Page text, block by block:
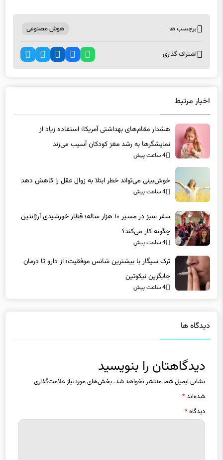
برچسب ها هوش مصنوعی
اشتراک گذاری
اخبار مرتبط
هشدار مقام‌های بهداشتی آمریکا؛ استفاده زیاد از
نمایشگرها به رشد مغز کودکان آسیب می‌زند
4 ساعت پیش
خوش‌بینی می‌تواند خطر ابتلا به زوال عقل را کاهش دهد
4 ساعت پیش
سفر سبز در مسیر ۱۰ هزار ساله؛ قطار خورشیدی آرژانتین
چگونه کار می‌کند؟
4 ساعت پیش
ترک سیگار با بیشترین شانس موفقیت؛ از دارو تا درمان
جایگزین نیکوتین
4 ساعت پیش
دیدگاه ها
دیدگاهتان را بنویسید
نشانی ایمیل شما منتشر نخواهد شد. بخش‌های موردنیاز علامت‌گذاری
شده‌اند*
دیدگاه*